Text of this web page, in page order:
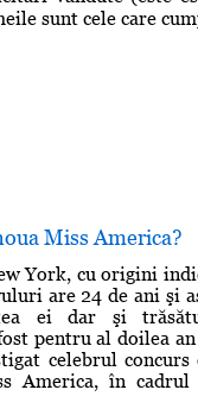
sunt cele care
Miss America?
York, cu origini
are 24 de ani şi
ei dar şi
pentru al doilea
celebrul
America, în